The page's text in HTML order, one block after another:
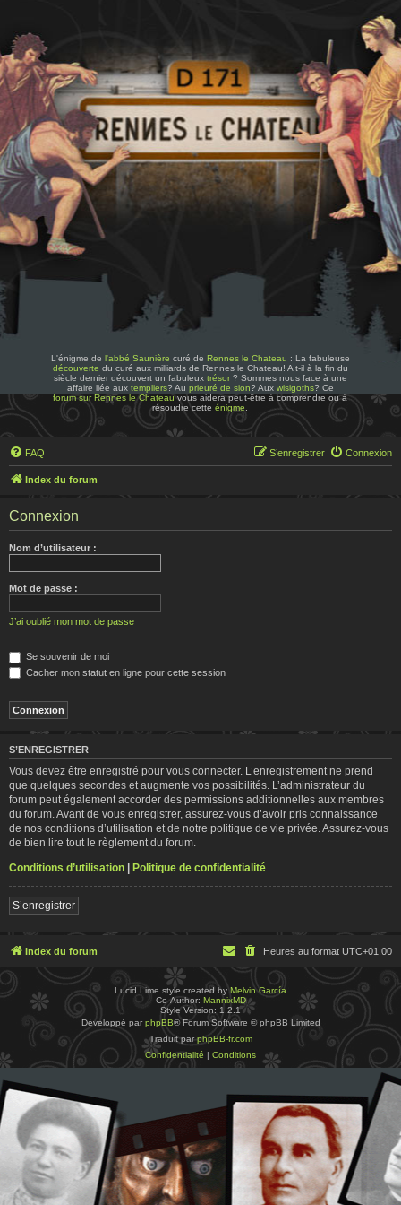
L'énigme de l'abbé Saunière curé de Rennes le Chateau : La fabuleuse
découverte du curé aux milliards de Rennes le Chateau! A t-il à la fin du
siècle dernier découvert un fabuleux trésor? Sommes nous face à une
affaire liée aux templiers? Au prieuré de sion? Aux wisigoths? Ce
forum sur Rennes le Chateauvous aidera peut-être à comprendre ou à
résoudre cetteénigme
FAQ Connexion
S’enregistrer
Index du forum
Connexion
Nom d’utilisateur :
Mot de passe :
J’ai oublié mon mot de passe
Se souvenir de moi
Cacher mon statut en ligne pour cette session
S’ENREGISTRER
Vous devez être enregistré pour vous connecter. L’enregistrement ne prend
que quelques secondes et augmente vos possibilités. L’administrateur du
forum peut également accorder des permissions additionnelles aux membres
du forum. Avant de vous enregistrer, assurez-vous d’avoir pris connaissance
de nos conditions d’utilisation et de notre politique de vie privée. Assurez-vous
de bien lire tout le règlement du forum.
Conditions d’utilisation | Politique de confidentialité
S’enregistrer
Index du forum Heures au format UTC+01:00
Lucid Lime style created byMelvin García
Co-Author: MannixMD
Style Version: 1.2.1
Développé par phpBB® Forum Software © phpBB Limited
Traduit parphpBB-fr.com
Confidentialité | Conditions